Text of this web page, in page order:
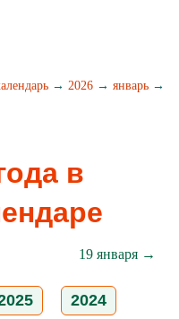
→ 2026 → январь →
в
19 января →
2024